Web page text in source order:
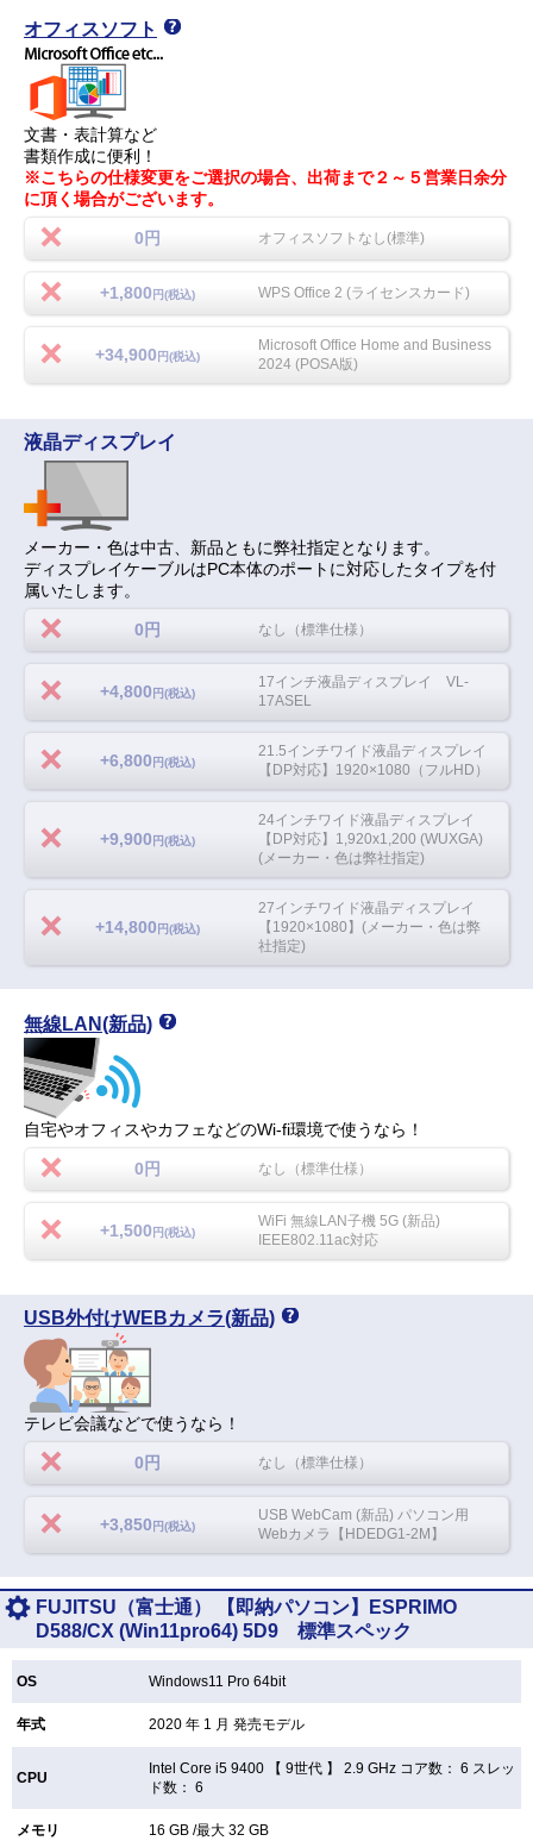
オフィスソフト
文書・表計算など
書類作成に便利！
※こちらの仕様変更をご選択の場合、出荷まで２～５営業日余分
に頂く場合がございます。
0円 オフィスソフトなし(標準)
+1,800 円(税込) WPS Office 2 (ライセンスカード)
+34,900 円(税込)
Microsoft Office Home and Business
2024 (POSA版)
液晶ディスプレイ
メーカー・色は中古、新品ともに弊社指定となります。
ディスプレイケーブルはPC本体のポートに対応したタイプを付
属いたします。
0円 なし（標準仕様）
+4,800 円(税込)
17インチ液晶ディスプレイ VL-
17ASEL
+6,800 円(税込)
21.5インチワイド液晶ディスプレイ
【DP対応】1920×1080（フルHD）
+9,900 円(税込)
24インチワイド液晶ディスプレイ
【DP対応】1,920x1,200 (WUXGA)
(メーカー・色は弊社指定)
+14,800 円(税込)
27インチワイド液晶ディスプレイ
【1920×1080】(メーカー・色は弊
社指定)
無線LAN(新品)
自宅やオフィスやカフェなどのWi-fi環境で使うなら！
0円 なし（標準仕様）
+1,500 円(税込)
WiFi 無線LAN子機 5G (新品)
IEEE802.11ac対応
USB外付けWEBカメラ(新品)
テレビ会議などで使うなら！
0円 なし（標準仕様）
+3,850 円(税込)
USB WebCam (新品) パソコン用
Webカメラ【HDEDG1-2M】
FUJITSU（富士通） 【即納パソコン】ESPRIMO
D588/CX (Win11pro64) 5D9 標準スペック
OS Windows11 Pro 64bit
年式 2020 年 1 月 発売モデル
CPU
Intel Core i5 9400 【9世代 】 2.9 GHz コア数： 6 スレッ
ド数： 6
メモリ 16 GB /最大 32 GB